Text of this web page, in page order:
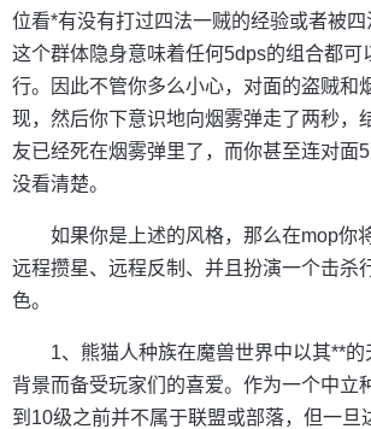
位看*有没有打过四法一贼的经验或者被
这个群体隐身意味着任何5dps的组合都可
行。因此不管你多么小心，对面的盗贼和
现，然后你下意识地向烟雾弹走了两秒，
友已经死在烟雾弹里了，而你甚至连对面
没看清楚。
如果你是上述的风格，那么在mop你
远程攒星、远程反制、并且扮演一个击杀
色。
1、熊猫人种族在魔兽世界中以其**
背景而备受玩家们的喜爱。作为一个中立
到10级之前并不属于联盟或部落，但一旦